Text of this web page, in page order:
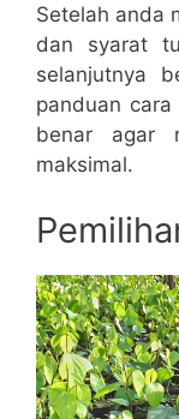
Setelah anda
dan syarat
selanjutnya
panduan
benar agar
maksimal.